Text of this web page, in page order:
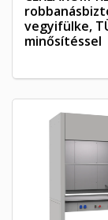
vegyifülke,
minősítéssel